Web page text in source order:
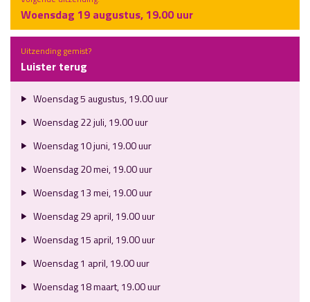
Woensdag 19 augustus, 19.00 uur
Uitzending gemist?
Luister terug
Woensdag 5 augustus, 19.00 uur
Woensdag 22 juli, 19.00 uur
Woensdag 10 juni, 19.00 uur
Woensdag 20 mei, 19.00 uur
Woensdag 13 mei, 19.00 uur
Woensdag 29 april, 19.00 uur
Woensdag 15 april, 19.00 uur
Woensdag 1 april, 19.00 uur
Woensdag 18 maart, 19.00 uur